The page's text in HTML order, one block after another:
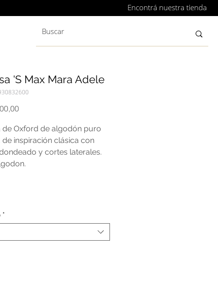
Encontrá nuestra tienda
'S Max Mara Adele
Precio
de Oxford de algodón puro
de inspiración clásica con
y cortes laterales.
*